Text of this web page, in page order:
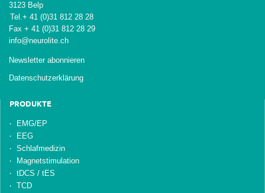
3123 Belp
Tel.+ 41 (0)31 812 28 28
Fax + 41 (0)31 812 28 29
info@neurolite.ch
Newsletter abonnieren
Datenschutzerklärung
PRODUKTE
EMG/EP
EEG
Schlafmedizin
Magnetstimulation
tDCS / tES
TCD